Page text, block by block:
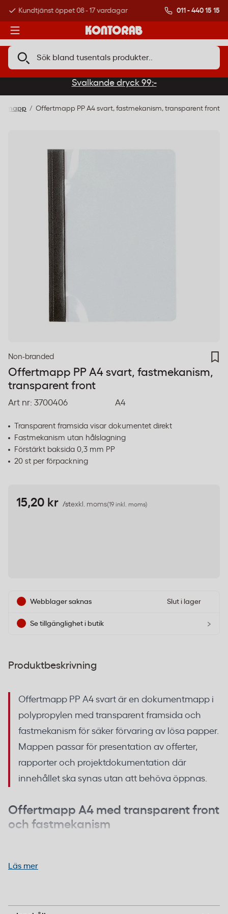
Kundtjänst öppet 08 - 17 vardagar Över 500 000
011 - 440 15 15
Svalkande dryck 99:-
Offertmapp PP A4 svart, fastmekanism, transparent front
Non-branded
Offertmapp PP A4 svart, fastmekanism,
transparent front
Art nr: 3700406 A4
Transparent framsida visar dokumentet direkt
Fastmekanism utan hålslagning
Förstärkt baksida 0,3 mm PP
20 st per förpackning
15,20 kr /stexkl. moms(19 inkl. moms)
Webblager saknas Slut i lager
Se tillgänglighet i butik ›
Produktbeskrivning
Offertmapp PP A4 svart är en dokumentmapp i
polypropylen med transparent framsida och
fastmekanism för säker förvaring av lösa papper.
Mappen passar för presentation av offerter,
rapporter och projektdokumentation där
innehållet ska synas utan att behöva öppnas.
Offertmapp A4 med transparent front
och fastmekanism
gör att försättsbladet eller rubriksidan syns direkt,
polypropylen som ger stadga åt mappen.
Läs mer
Polypropylen (PP)